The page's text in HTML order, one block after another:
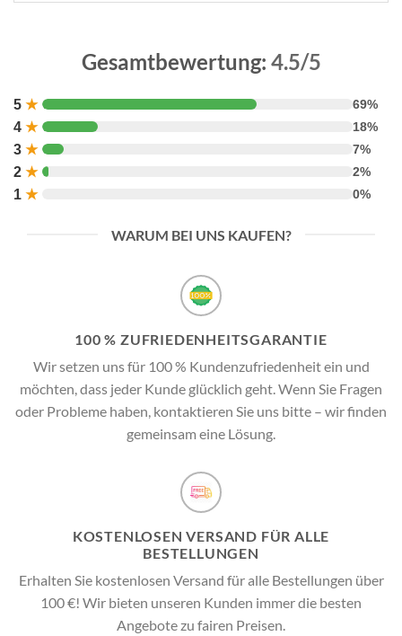
Gesamtbewertung: 4.5/5
5 ★ 69%
4 ★ 18%
3 ★ 7%
2 ★ 2%
1 ★ 0%
WARUM BEI UNS KAUFEN?
100 % ZUFRIEDENHEITSGARANTIE
Wir setzen uns für 100 % Kundenzufriedenheit ein und
möchten, dass jeder Kunde glücklich geht. Wenn Sie Fragen
oder Probleme haben, kontaktieren Sie uns bitte – wir finden
gemeinsam eine Lösung.
KOSTENLOSEN VERSAND FÜR ALLE
BESTELLUNGEN
Erhalten Sie kostenlosen Versand für alle Bestellungen über
100 €! Wir bieten unseren Kunden immer die besten
Angebote zu fairen Preisen.